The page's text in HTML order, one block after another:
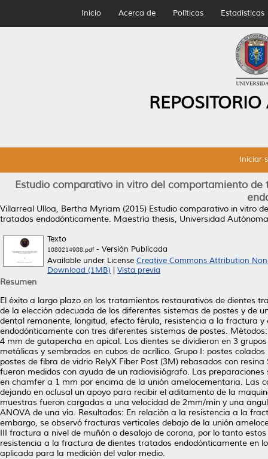
Inicio Acerca de Políticas Estadísticas
Iniciar
Estudio comparativo in vitro del comportamiento
Villarreal Ulloa, Bertha Myriam (2015) Estudio comparativo in vitro
tratados endodónticamente. Maestría thesis, Universidad
Texto
1080214988.pdf- Versión Publicada
Available under License Creative Commons Attribution
Download (1MB)
Vista previa
Resumen
El éxito a largo plazo en los tratamientos restaurativos de dientes
de la elección adecuada de los diferentes sistemas de postes y de
dental remanente, longitud, efecto férula, resistencia a la fractura
endodónticamente con tres diferentes sistemas de postes.
4 mm de gutapercha en apical. Los dientes se dividieron en 3
metálicas y sembrados en cubos de acrílico. Grupo I: postes
postes de fibra de vidrio RelyX Fiber Post (3M) rebasados con
fueron medidos con ayuda de un radiovisiógrafo. Las
en chamfer a 1 mm por encima de la unión amelocementaria. Las
dejando en oclusal un apoyo para recibir el aditamento de la
muestras fueron cargadas a una velocidad de 2mm/min y una
ANOVA de una vía. Resultados: En relación a la resistencia a la
embargo, se observó fracturas verticales debajo de la unión
III fractura a nivel de muñón o desalojo de corona, por lo tanto
resistencia a la fractura de dientes tratados endodónticamente en
aplicada para la medición del valor medio.